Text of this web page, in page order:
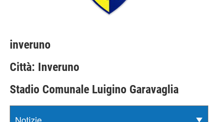
inveruno
Città: Inveruno
Stadio Comunale Luigino Garavaglia